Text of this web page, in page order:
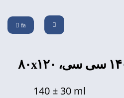
fa
140 ± 30 ml